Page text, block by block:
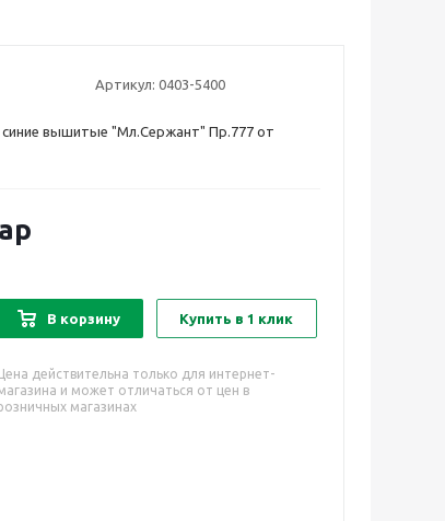
Артикул: 0403-5400
вышитые "Мл.Сержант" Пр.777 от
В корзину Купить в 1 клик
действительна только для интернет-
и может отличаться от цен в
магазинах